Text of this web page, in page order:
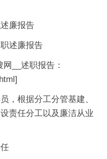
廉报告
述廉报告
__述职报告：
，根据分工分管基建、
责任分工以及廉洁从业